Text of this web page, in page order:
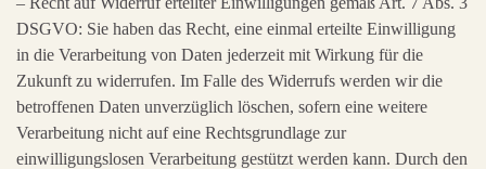
DSGVO: Sie haben das Recht, eine einmal erteilte Einwilligung
in die Verarbeitung von Daten jederzeit mit Wirkung für die
Zukunft zu widerrufen. Im Falle des Widerrufs werden wir die
betroffenen Daten unverzüglich löschen, sofern eine weitere
Verarbeitung nicht auf eine Rechtsgrundlage zur
einwilligungslosen Verarbeitung gestützt werden kann. Durch den